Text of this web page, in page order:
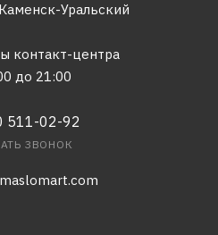
Уральский
контакт-центра
до 21:00
511-02-92
ЗВОНОК